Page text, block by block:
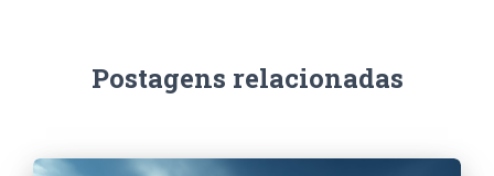
Postagens relacionadas